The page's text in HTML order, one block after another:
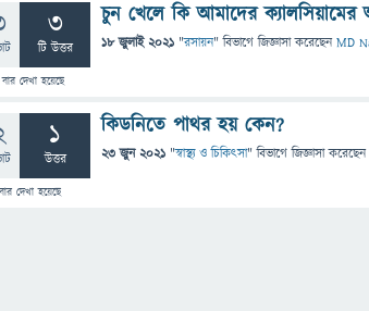
3
টি উত্তর
বার দেখা হয়েছে
চুন খেলে কি আমাদের
18 জুলাই 2021 "রসায়ন" বিভাগে জিজ্ঞাসাকরেছেনMD
1
উত্তর
দেখা হয়েছে
কিডনিতে পাথর হয় কেন?
23 জুন 2021 "স্বাস্থ্য ও চিকিৎসা" বিভাগে জিজ্ঞাসাকরেছেন